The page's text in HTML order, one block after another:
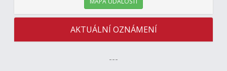
AKTUÁLNÍ OZNÁMENÍ
---